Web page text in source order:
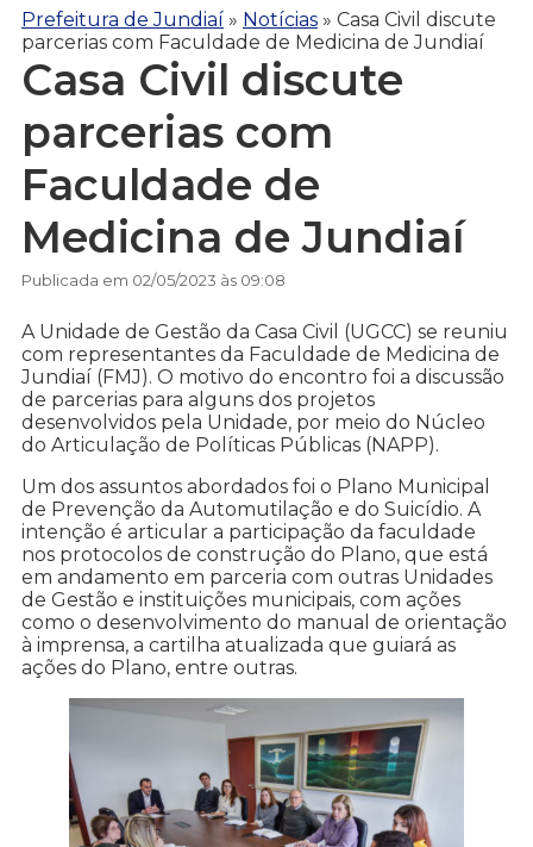
Prefeitura de Jundiaí » Notícias » Casa Civil discute
parcerias com Faculdade de Medicina de Jundiaí
Casa Civil discute
parcerias com
Faculdade de
Medicina de Jundiaí
Publicada em 02/05/2023 às 09:08
A Unidade de Gestão da Casa Civil (UGCC) se reuniu
com representantes da Faculdade de Medicina de
Jundiaí (FMJ). O motivo do encontro foi a discussão
de parcerias para alguns dos projetos
desenvolvidos pela Unidade, por meio do Núcleo
do Articulação de Políticas Públicas (NAPP).
Um dos assuntos abordados foi o Plano Municipal
de Prevenção da Automutilação e do Suicídio. A
intenção é articular a participação da faculdade
nos protocolos de construção do Plano, que está
em andamento em parceria com outras Unidades
de Gestão e instituições municipais, com ações
como o desenvolvimento do manual de orientação
à imprensa, a cartilha atualizada que guiará as
ações do Plano, entre outras.